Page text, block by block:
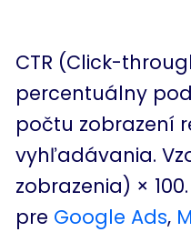
CTR (Click-
percentuálny
počtu zobrazení
vyhľadávania.
zobrazenia) ×
pre Google Ads,